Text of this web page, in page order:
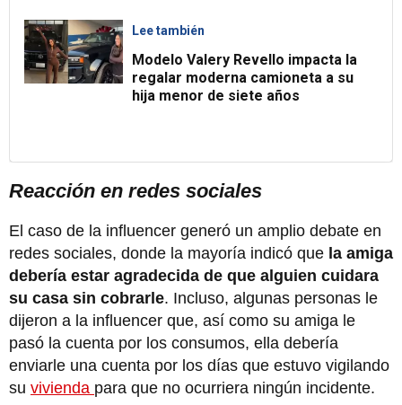
Lee también
Modelo Valery Revello impacta la
regalar moderna camioneta a su
hija menor de siete años
Reacción en redes sociales
El caso de la influencer generó un amplio debate en
redes sociales, donde la mayoría indicó que la amiga
debería estar agradecida de que alguien cuidara
su casa sin cobrarle. Incluso, algunas personas le
dijeron a la influencer que, así como su amiga le
pasó la cuenta por los consumos, ella debería
enviarle una cuenta por los días que estuvo vigilando
su vivienda para que no ocurriera ningún incidente.